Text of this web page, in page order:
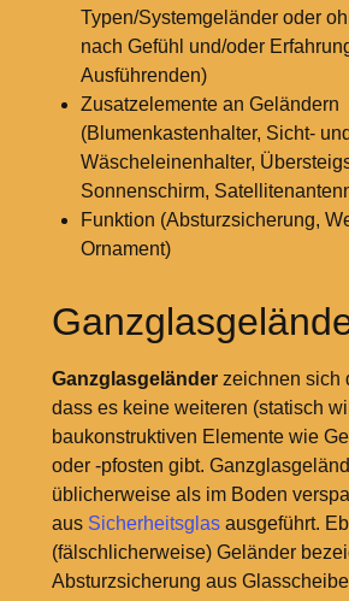
Typen/Systemgeländer oder
nach Gefühl und/oder
Ausführenden)
Zusatzelemente an Geländern
(Blumenkastenhalter, Sicht-
Wäscheleinenhalter,
Sonnenschirm,
Funktion (Absturzsicherung,
Ornament)
Ganzglasgeländerzeichnen sich
dass es keine weiteren (statisch
baukonstruktiven Elemente wie
oder -pfosten gibt.
üblicherweise als im Boden
aus Sicherheitsglasausgeführt.
(fälschlicherweise) Geländer
Absturzsicherung aus